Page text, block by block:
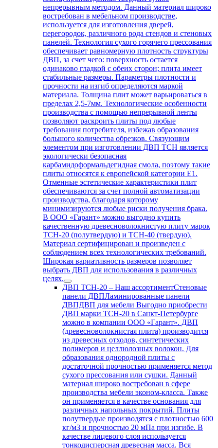
непрерывным методом. Данный материал широко
востребован в мебельном производстве,
используется для изготовления дверей,
перегородок, различного рода стендов и стеновых
панелей. Технология сухого горячего прессования
обеспечивает равномерную плотность структуры
ДВП, за счет чего: поверхность остается
одинаково гладкой с обеих сторон; плита имеет
стабильные размеры. Параметры плотности и
прочности на изгиб определяются маркой
материала. Толщина плит может варьироваться в
пределах 2,5-7мм. Технологические особенности
производства с помощью непрерывной ленты
позволяют раскроить плиты под любые
требования потребителя, избежав образования
большого количества обрезков. Связующим
элементом при изготовлении ДВП ТСН является
экологически безопасная
карбамидоформальдегидная смола, поэтому такие
плиты относятся к европейской категории Е1.
Отменные эстетические характеристики плит
обеспечиваются за счет полной автоматизации
производства, благодаря которому
минимизируются любые риски получения брака.
В ООО «Гарант» можно выгодно купить
качественную древесноволокнистую плиту марок
ТСН-20 (полутвердую) и ТСН-40 (твердую).
Материал сертифицирован и произведен с
соблюдением всех технологических требований.
Широкая вариативность размеров позволяет
выбрать ДВП для использования в различных
целях.
ДВП ТСН-20 – Наш ассортиментСтеновые
панели ДВПЛаминированные панели
ДВПДВП для мебели Выгодно приобрести
ДВП марки ТСН-20 в Санкт-Петербурге
можно в компании ООО «Гарант». ДВП
(древесноволокнистая плита) производится
из древесных отходов, синтетических
полимеров и целлюлозных волокон. Для
образования однородной плиты с
достаточной прочностью применяется метод
сухого прессования или сушки. Данный
материал широко востребован в сфере
производства мебели эконом-класса. Также
он применяется в качестве основания для
различных напольных покрытий. Плиты
полутвердые производятся с плотностью 600
кг/м3 и прочностью 20 мПа при изгибе. В
качестве лицевого слоя используется
тонкодисперсная древесная масса. Вся